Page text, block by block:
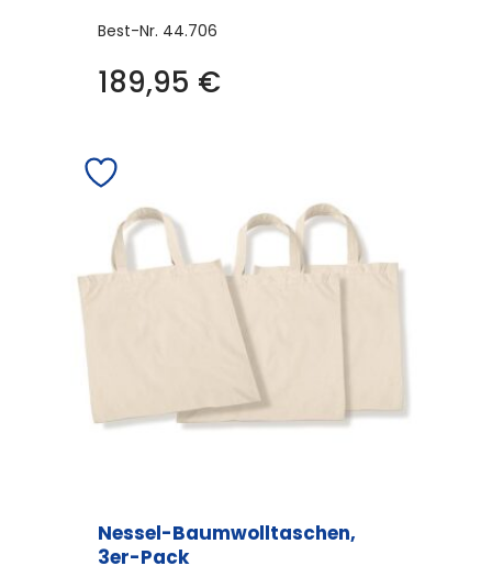
Best-Nr. 44.706
189,95 €
Nessel-Baumwolltaschen,
3er-Pack